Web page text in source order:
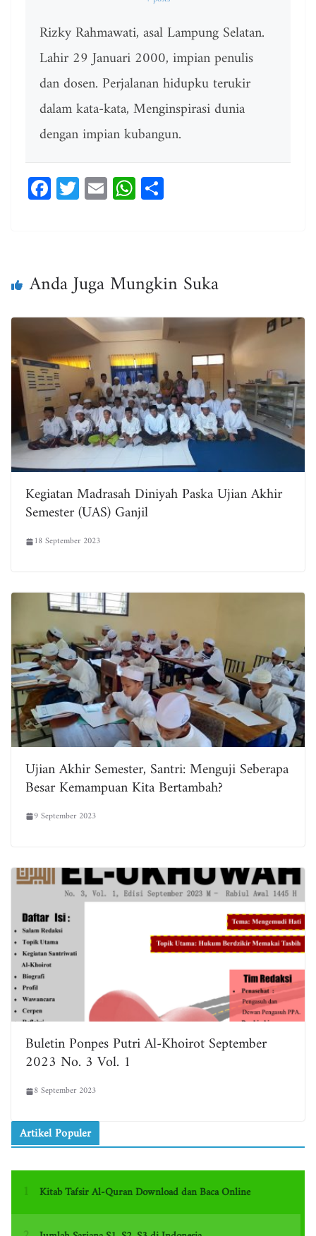
Rizky Rahmawati, asal Lampung Selatan.
Lahir 29 Januari 2000, impian penulis
dan dosen. Perjalanan hidupku terukir
dalam kata-kata, Menginspirasi dunia
dengan impian kubangun.
Fa
ce
T
wi
E
m
W
ha
pp
Anda Juga Mungkin Suka
Kegiatan Madrasah Diniyah Paska Ujian Akhir
Semester (UAS) Ganjil
18 September 2023
Ujian Akhir Semester, Santri: Menguji Seberapa
Besar Kemampuan Kita Bertambah?
9 September 2023
Buletin Ponpes Putri Al-Khoirot September
2023 No. 3 Vol. 1
8 September 2023
Artikel Populer